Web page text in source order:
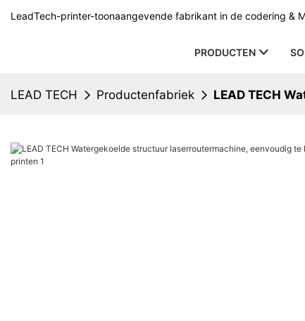
LeadTech-printer-toonaangevende fabrikant in de codering &
PRODUCTEN
LEAD TECH Productenfabriek LEAD TECH